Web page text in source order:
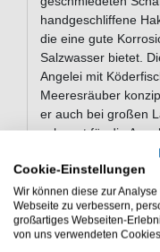
handgeschliffene
die eine gute
Salzwasser bietet.
Angelei mit
Meeresräuber
er auch bei großen
sehr gut für die
und andere große
werden.
Cookie-Einstellungen
Wir können diese zur
Webseite zu verbessern,
großartiges Webseiten-
von uns verwendeten